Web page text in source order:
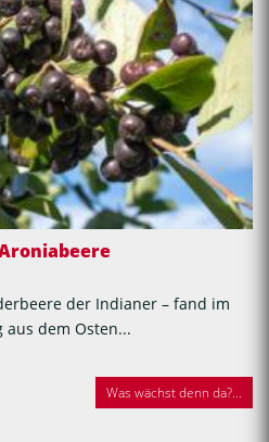
der Indianer – fand im
aus dem Osten...
Was wächst denn da?...